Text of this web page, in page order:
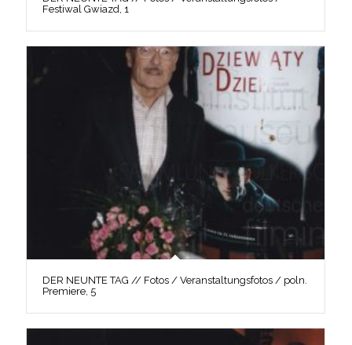
Festiwal Gwiazd, 1
DER NEUNTE TAG // Fotos / Veranstaltungsfotos / poln.
Premiere, 5